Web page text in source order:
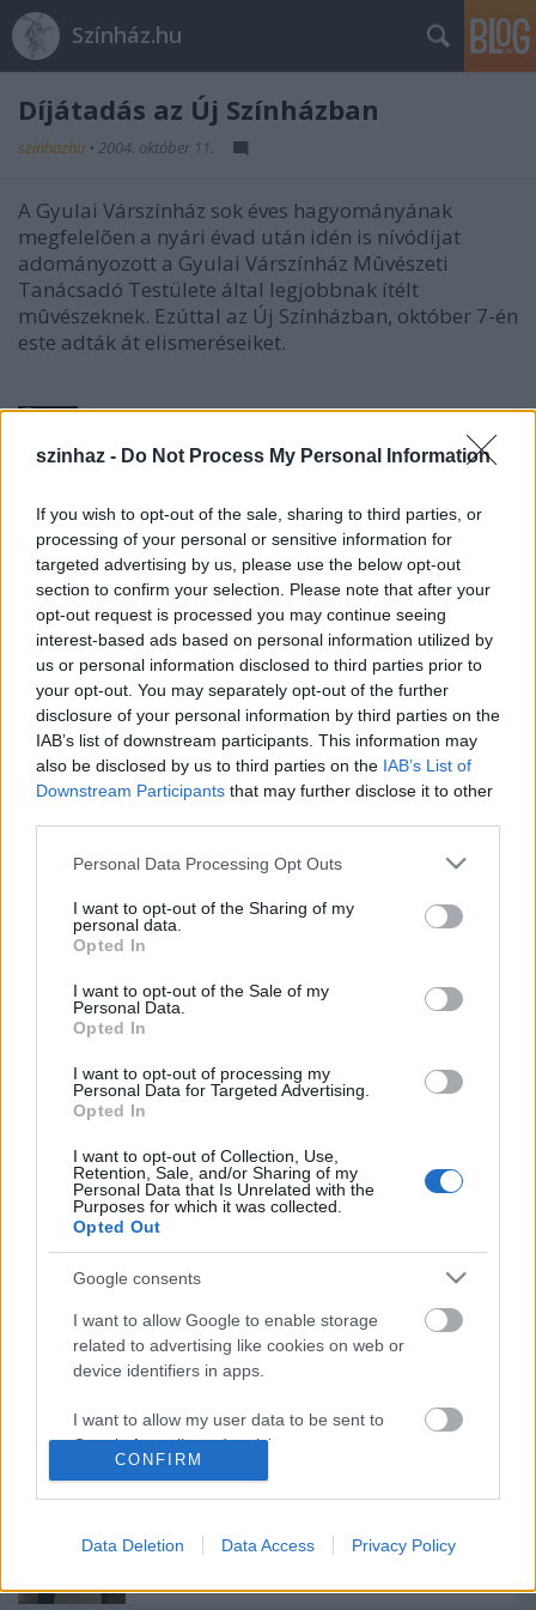
szinhaz - Do Not Process My Personal Information
If you wish to opt-out of the sale, sharing to third parties, or
processing of your personal or sensitive information for
targeted advertising by us, please use the below opt-out
section to confirm your selection. Please note that after your
opt-out request is processed you may continue seeing
interest-based ads based on personal information utilized by
us or personal information disclosed to third parties prior to
your opt-out. You may separately opt-out of the further
disclosure of your personal information by third parties on the
IAB’s list of downstream participants. This information may
also be disclosed by us to third parties on the IAB’s List of
Downstream Participants that may further disclose it to other
Please note that this website/app uses one or more Google
not limited to your visit or usage behaviour. You may click to
grant or deny consent to Google and its third-party tags to
use your data for below specified purposes in below Google
consent section.
Personal Data Processing Opt Outs
I want to opt-out of the Sharing of my
personal data.
Opted In
I want to opt-out of the Sale of my
Personal Data.
Opted In
I want to opt-out of processing my
Personal Data for Targeted Advertising.
Opted In
I want to opt-out of Collection, Use,
Retention, Sale, and/or Sharing of my
Personal Data that Is Unrelated with the
Purposes for which it was collected.
Opted Out
Google consents
I want to allow Google to enable storage
related to advertising like cookies on web or
device identifiers in apps.
I want to allow my user data to be sent to
Google for online advertising purposes.
I want to allow Google to send me
related to analytics like cookies on web or
CONFIRM
Data Deletion Data Access Privacy Policy
Színház.hu
Díjátadás az Új Színházban
szinhazhu • 2004. október 11.
A Gyulai Várszínház sok éves hagyományának
megfelelõen a nyári évad után idén is nívódíjat
adományozott a Gyulai Várszínház Mûvészeti
Tanácsadó Testülete által legjobbnak ítélt
mûvészeknek. Ezúttal az Új Színházban, október 7-én
este adták át elismeréseiket.
Díjazottak:
Őze Lajos-díj - Györgyi Anna színművésznő
(Átadta: Gedeon József, igazgató - Gyulai Várszínház)
Sík Ferenc-nívódíj - Molnár János operaénekes
(Átadta: Varga Zoltán, Békés megye elnöke)
Havasi István-díj - Szűcs Nelli színművésznő
(Átadta: Dr. Perjési Klára, polgármester asszony)
a képen Györgyi Anna látható, a Szentivánéji álom
Ajánlott bejegyzések:
Meghalt Böröndi Tamás
„Csonka évadot zárni nem felemelő
érzés"
Gasztronómiai utazás Karinthy
koponyája körül